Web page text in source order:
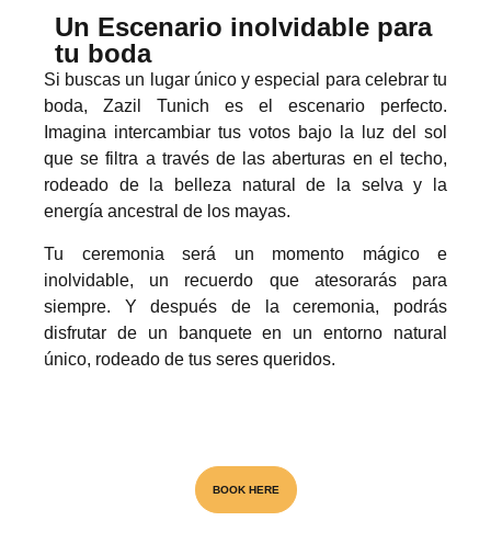
Un Escenario inolvidable para
tu boda
Si buscas un lugar único y especial para celebrar tu
boda, Zazil Tunich es el escenario perfecto.
Imagina intercambiar tus votos bajo la luz del sol
que se filtra a través de las aberturas en el techo,
rodeado de la belleza natural de la selva y la
energía ancestral de los mayas.
Tu ceremonia será un momento mágico e
inolvidable, un recuerdo que atesorarás para
siempre. Y después de la ceremonia, podrás
disfrutar de un banquete en un entorno natural
único, rodeado de tus seres queridos.
BOOK HERE